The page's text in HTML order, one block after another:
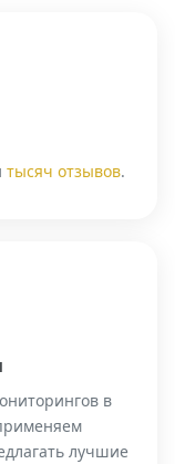
тысяч отзывов.
в
лучшие